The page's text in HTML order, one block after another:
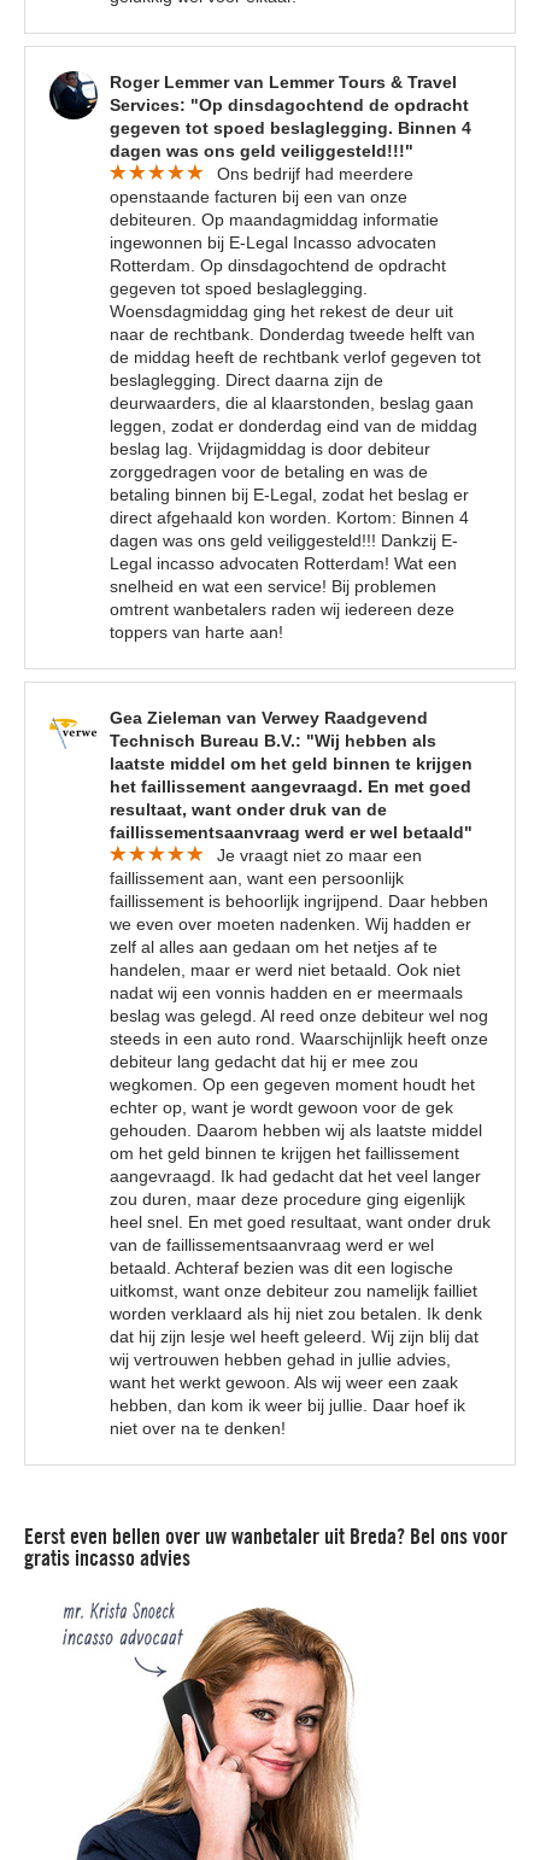
Roger Lemmer van Lemmer Tours & Travel
Services: "Op dinsdagochtend de opdracht
gegeven tot spoed beslaglegging. Binnen 4
dagen was ons geld veiliggesteld!!!"
Ons bedrijf had meerdere
openstaande facturen bij een van onze
debiteuren. Op maandagmiddag informatie
ingewonnen bij E-Legal Incasso advocaten
Rotterdam. Op dinsdagochtend de opdracht
gegeven tot spoed beslaglegging.
Woensdagmiddag ging het rekest de deur uit
naar de rechtbank. Donderdag tweede helft van
de middag heeft de rechtbank verlof gegeven tot
beslaglegging. Direct daarna zijn de
deurwaarders, die al klaarstonden, beslag gaan
leggen, zodat er donderdag eind van de middag
beslag lag. Vrijdagmiddag is door debiteur
zorggedragen voor de betaling en was de
betaling binnen bij E-Legal, zodat het beslag er
direct afgehaald kon worden. Kortom: Binnen 4
dagen was ons geld veiliggesteld!!! Dankzij E-
Legal incasso advocaten Rotterdam! Wat een
snelheid en wat een service! Bij problemen
omtrent wanbetalers raden wij iedereen deze
toppers van harte aan!
Gea Zieleman van Verwey Raadgevend
Technisch Bureau B.V.: "Wij hebben als
laatste middel om het geld binnen te krijgen
het faillissement aangevraagd. En met goed
resultaat, want onder druk van de
faillissementsaanvraag werd er wel betaald"
Je vraagt niet zo maar een
faillissement aan, want een persoonlijk
faillissement is behoorlijk ingrijpend. Daar hebben
we even over moeten nadenken. Wij hadden er
zelf al alles aan gedaan om het netjes af te
handelen, maar er werd niet betaald. Ook niet
nadat wij een vonnis hadden en er meermaals
beslag was gelegd. Al reed onze debiteur wel nog
steeds in een auto rond. Waarschijnlijk heeft onze
debiteur lang gedacht dat hij er mee zou
wegkomen. Op een gegeven moment houdt het
echter op, want je wordt gewoon voor de gek
gehouden. Daarom hebben wij als laatste middel
om het geld binnen te krijgen het faillissement
aangevraagd. Ik had gedacht dat het veel langer
zou duren, maar deze procedure ging eigenlijk
heel snel. En met goed resultaat, want onder druk
van de faillissementsaanvraag werd er wel
betaald. Achteraf bezien was dit een logische
uitkomst, want onze debiteur zou namelijk failliet
worden verklaard als hij niet zou betalen. Ik denk
dat hij zijn lesje wel heeft geleerd. Wij zijn blij dat
wij vertrouwen hebben gehad in jullie advies,
want het werkt gewoon. Als wij weer een zaak
hebben, dan kom ik weer bij jullie. Daar hoef ik
niet over na te denken!
Eerst even bellen over uw wanbetaler uit Breda? Bel ons voor
gratis incasso advies